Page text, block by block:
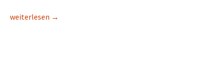
Corona-Kinder
weiterlesen →